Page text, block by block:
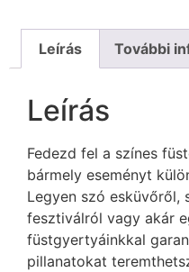
Leírás További
Leírás
Fedezd fel a színes
bármely eseményt
Legyen szó esküvőről,
fesztiválról vagy akár
füstgyertyáinkkal
pillanatokat